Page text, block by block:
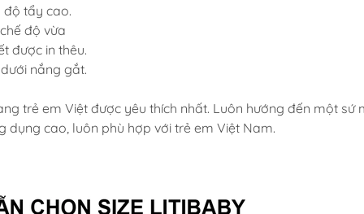
độ tẩy cao.
độ vừa
được in thêu.
nắng gắt.
trẻ em Việt được yêu thích nhất. Luôn hướng đến một
dụng cao, luôn phù hợp với trẻ em Việt Nam.